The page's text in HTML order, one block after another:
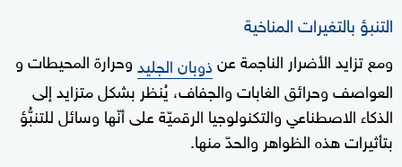
التنبؤ بالتغيرات المناخية
ومع تزايد الأضرار الناجمة عنذوبان الجليدوحرارة المحيطات و
العواصف وحرائق الغابات والجفاف، يُنظر بشكل متزايد إلى
الذكاء الاصطناعي والتكنولوجيا الرقميّة على أنّها وسائل للتنبُّؤ
بتأثيرات هذه الظواهر والحدّ منها.